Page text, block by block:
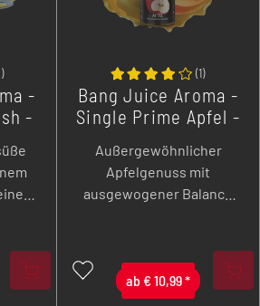
)
-
-
ab € 10,99*
(1)
Bang Juice Aroma -
Single Prime Apfel -
Außergewöhnlicher
Apfelgenuss mit
ausgewogener Balance
hochkonzentriertes
Aroma!